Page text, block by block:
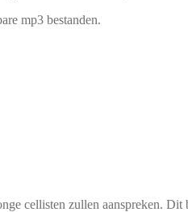
mp3 bestanden.
cellisten zullen aanspreken.